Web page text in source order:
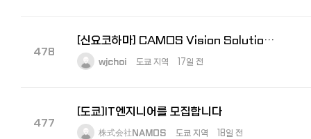
478
[신요코하마] CAMOS Vision Solutions 경리 모집 (한국법인 (주)카모스 100% 자회사)
wjchoi 도쿄 지역 17일 전
477
[도쿄]IT엔지니어를 모집합니다
株式会社NAMOS 도쿄 지역 18일 전